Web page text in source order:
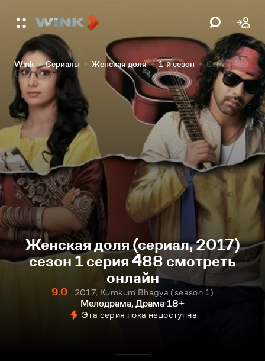
Wink Сериалы Женская доля 1-й сезон Серия 488
Женская доля (сериал, 2017)
сезон 1 серия 488 смотреть
онлайн
9.0
2017, Kumkum Bhagya (season 1)
Мелодрама, Драма 18+
Эта серия пока недоступна